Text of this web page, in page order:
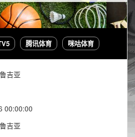
腾讯体育 咪咕体育
吉亚
00:00:00
吉亚